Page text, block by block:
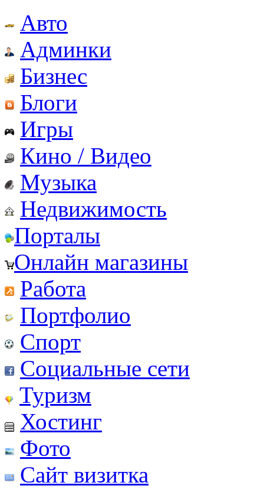
Авто
Админки
Бизнес
Блоги
Игры
Кино / Видео
Музыка
Недвижимость
Порталы
Онлайн магазины
Работа
Портфолио
Спорт
Социальные сети
Туризм
Хостинг
Фото
Сайт визитка